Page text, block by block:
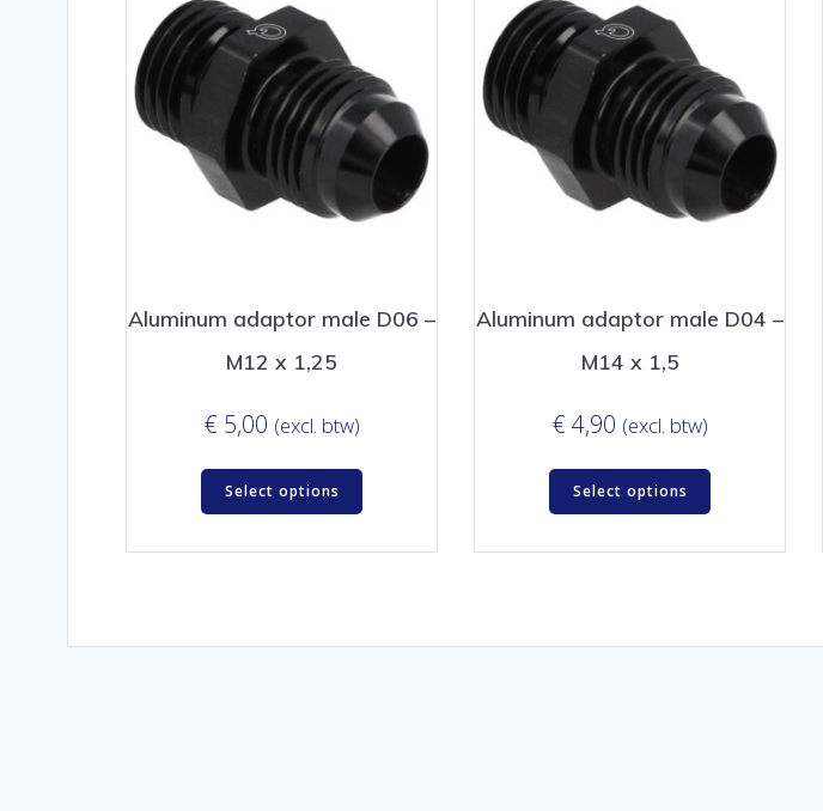
Aluminum adaptor male D06 –
M12 x 1,25
€ 5,00 (excl. btw)
Select options
Aluminum adaptor male D04 –
M14 x 1,5
€ 4,90 (excl. btw)
Select options